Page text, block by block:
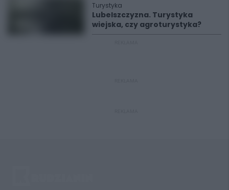
Turystyka
Lubelszczyzna. Turystyka
wiejska, czy agroturystyka?